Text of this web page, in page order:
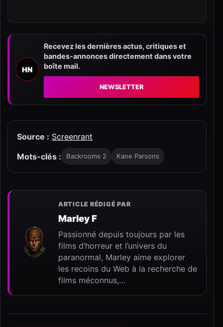
HN
Recevez les dernières actus, critiques et
bandes-annonces directement dans votre
boîte mail.
NEWSLETTER
Source : Screenrant
Mots-clés :
Backrooms 2 Kane Parsons
ARTICLE RÉDIGÉ PAR
Marley F
Passionné depuis toujours par les
films d’horreur et l’univers du
paranormal, Marley aime explorer
les recoins du Web à la recherche de
films méconnus,…